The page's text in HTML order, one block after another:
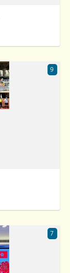
9
7